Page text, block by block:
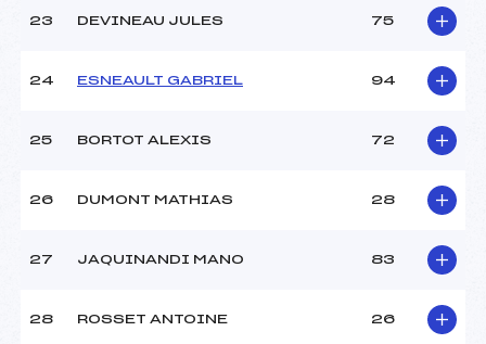
23 DEVINEAU JULES 75
24 ESNEAULT GABRIEL 94
25 BORTOT ALEXIS 72
26 DUMONT MATHIAS 28
27 JAQUINANDI MANO 83
28 ROSSET ANTOINE 26